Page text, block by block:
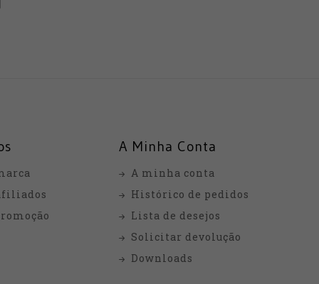
A Minha Conta
A minha conta
Histórico de pedidos
Lista de desejos
Solicitar devolução
Downloads